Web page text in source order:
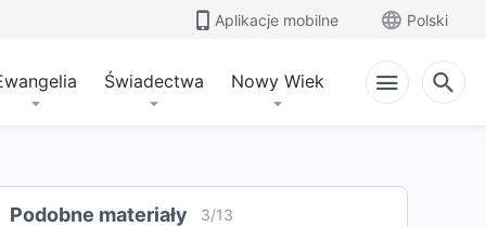
Aplikacje mobilne Polski
Świadectwa Nowy Wiek
Podobne materiały 3/13
Film chrześcijański | Dlaczego
Pan stał się ciałem przed
Film chrześcijański | Czy
rzeczywiście znasz Boga